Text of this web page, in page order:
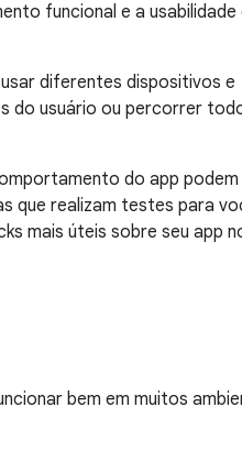
funcional e a usabilidade
diferentes dispositivos e
do usuário ou percorrer
do app
que realizam testes para
mais úteis sobre seu app
bem em muitos